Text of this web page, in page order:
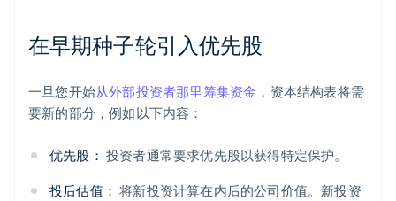
在早期种子轮引入优先股
一旦您开始从外部投资者那里筹集资金 ，资本结构表将需
要新的部分，例如以下内容：
优先股： 投资者通常要求优先股以获得特定保护。
投后估值： 将新投资计算在内后的公司价值。新投资